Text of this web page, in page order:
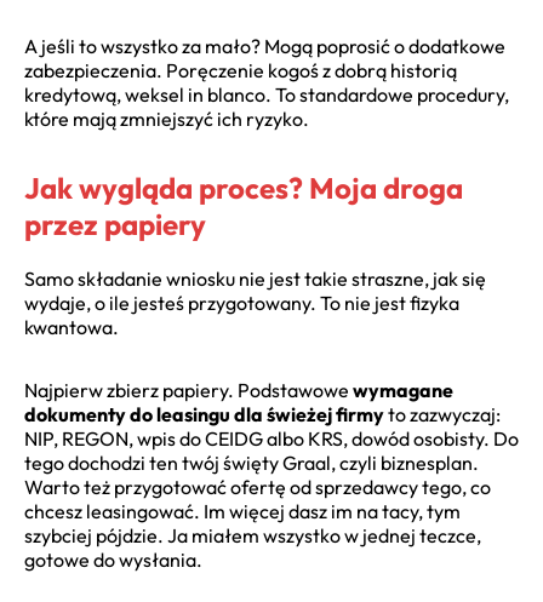
A jeśli to wszystko za mało? Mogą poprosić o dodatkowe
zabezpieczenia. Poręczenie kogoś z dobrą historią
kredytową, weksel in blanco. To standardowe procedury,
które mają zmniejszyć ich ryzyko.
Jak wygląda proces? Moja droga
przez papiery
Samo składanie wniosku nie jest takie straszne, jak się
wydaje, o ile jesteś przygotowany. To nie jest fizyka
kwantowa.
Najpierw zbierz papiery. Podstawowe wymagane
dokumenty do leasingu dla świeżej firmyto zazwyczaj:
NIP, REGON, wpis do CEIDG albo KRS, dowód osobisty. Do
tego dochodzi ten twój święty Graal, czyli biznesplan.
Warto też przygotować ofertę od sprzedawcy tego, co
chcesz leasingować. Im więcej dasz im na tacy, tym
szybciej pójdzie. Ja miałem wszystko w jednej teczce,
gotowe do wysłania.